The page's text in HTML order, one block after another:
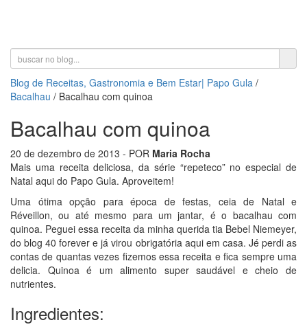
Blog de Receitas, Gastronomia e Bem Estar| Papo Gula /
Bacalhau / Bacalhau com quinoa
Bacalhau com quinoa
20 de dezembro de 2013 - POR Maria Rocha
Mais uma receita deliciosa, da série “repeteco” no especial de
Natal aqui do Papo Gula. Aproveitem!
Uma ótima opção para época de festas, ceia de Natal e
Réveillon, ou até mesmo para um jantar, é o bacalhau com
quinoa. Peguei essa receita da minha querida tia Bebel Niemeyer,
do blog 40 forever e já virou obrigatória aqui em casa. Jé perdi as
contas de quantas vezes fizemos essa receita e fica sempre uma
delicia. Quinoa é um alimento super saudável e cheio de
nutrientes.
Ingredientes: